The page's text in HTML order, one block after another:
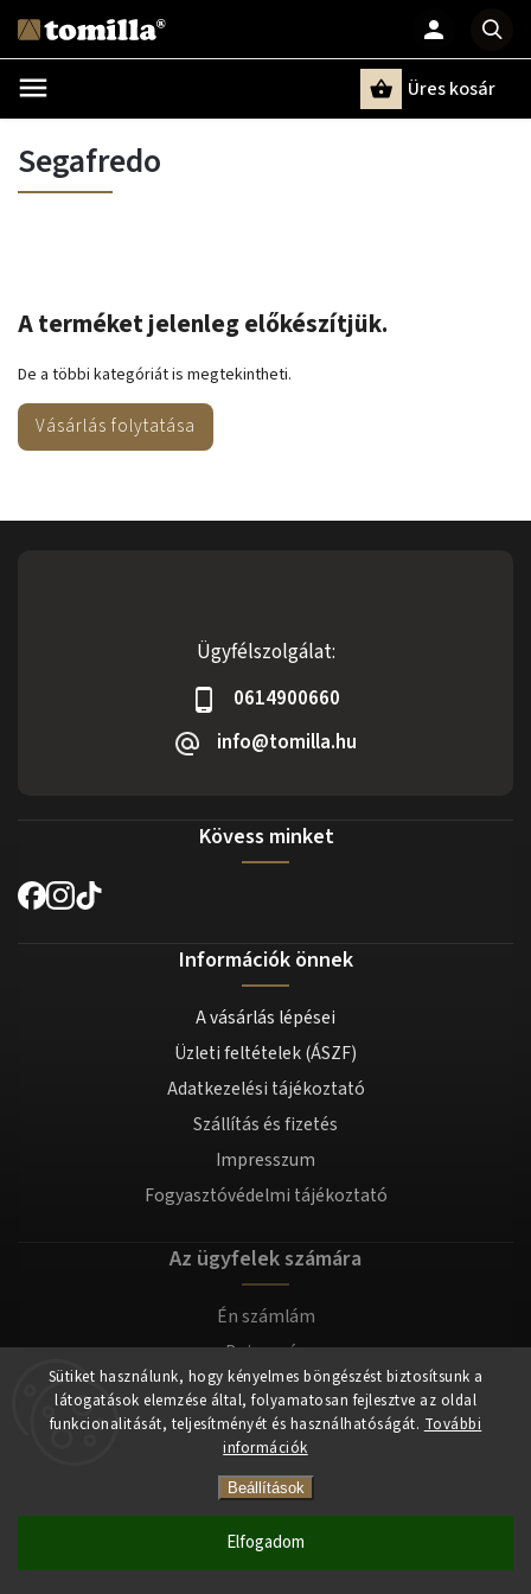
Sütiket használunk, hogy kényelmes böngészést biztosítsunk a
látogatások elemzése által, folyamatosan fejlesztve az oldal
funkcionalitását, teljesítményét és használhatóságát. További
információk
Beállítások
Elfogadom
Üres kosár
Segafredo
A terméket jelenleg előkészítjük.
De a többi kategóriát is megtekintheti.
Vásárlás folytatása
Ügyfélszolgálat:
0614900660
info@tomilla.hu
Kövess minket
Információk önnek
A vásárlás lépései
Üzleti feltételek (ÁSZF)
Adatkezelési tájékoztató
Szállítás és fizetés
Impresszum
Fogyasztóvédelmi tájékoztató
Az ügyfelek számára
Én számlám
Bejegyzés
Bejelentkezés
Copyright 2026tomilla.hu. Minden jog fenntartva.